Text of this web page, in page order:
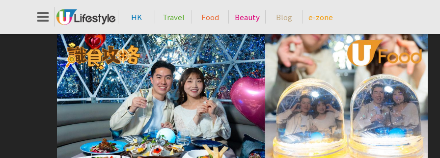
HK Travel Food Beauty Blog e-zone